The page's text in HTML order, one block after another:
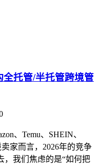
全托管/半托管跨境管
、Temu、SHEIN、
家而言，2026年的竞争
，我们焦虑的是“如何把